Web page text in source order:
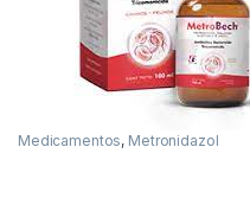
Medicamentos, Metronidazol